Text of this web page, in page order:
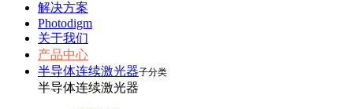
解决方案
Photodigm
关于我们
产品中心
半导体连续激光器子分类
半导体连续激光器